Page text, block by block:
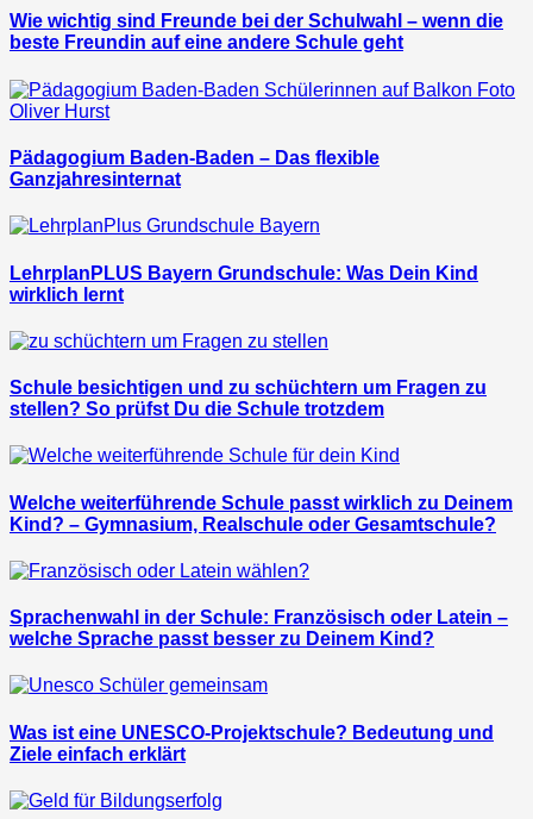
Wie wichtig sind Freunde bei der Schulwahl – wenn die
beste Freundin auf eine andere Schule geht
Pädagogium Baden-Baden – Das flexible
Ganzjahresinternat
LehrplanPLUS Bayern Grundschule: Was Dein Kind
wirklich lernt
Schule besichtigen und zu schüchtern um Fragen zu
stellen? So prüfst Du die Schule trotzdem
Welche weiterführende Schule passt wirklich zu Deinem
Kind? – Gymnasium, Realschule oder Gesamtschule?
Sprachenwahl in der Schule: Französisch oder Latein –
welche Sprache passt besser zu Deinem Kind?
Was ist eine UNESCO-Projektschule? Bedeutung und
Ziele einfach erklärt